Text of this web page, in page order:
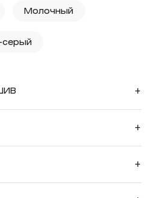
Молочный
серый
+
+
+